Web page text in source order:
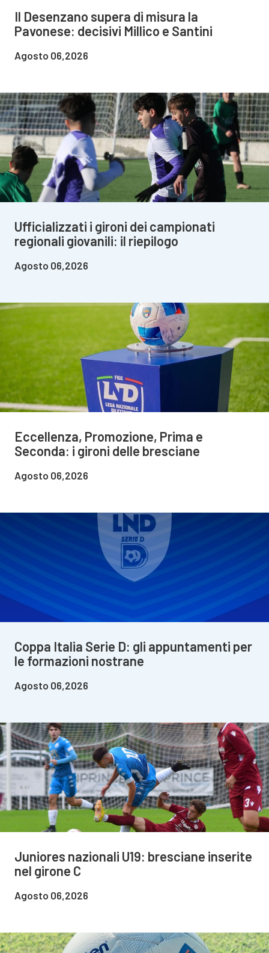
Il Desenzano supera di misura la
Pavonese: decisivi Millico e Santini
Agosto 06,2026
Ufficializzati i gironi dei campionati
regionali giovanili: il riepilogo
Agosto 06,2026
Eccellenza, Promozione, Prima e
Seconda: i gironi delle bresciane
Agosto 06,2026
Coppa Italia Serie D: gli appuntamenti per
le formazioni nostrane
Agosto 06,2026
Juniores nazionali U19: bresciane inserite
nel girone C
Agosto 06,2026